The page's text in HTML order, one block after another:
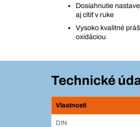
Dosiahnutie
aj cítiť v ruke
Vysoko kvalitné
oxidáciou
Technické
Vlastnosti
DIN